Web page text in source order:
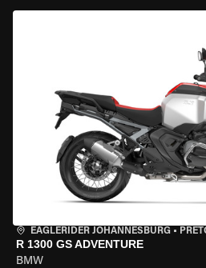
EAGLERIDER JOHANNESBURG •
R 1300 GS ADVENTURE
BMW